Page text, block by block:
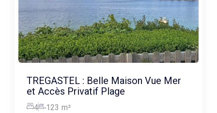
TREGASTEL : Belle Maison Vue Mer
et Accès Privatif Plage
4 123 m²